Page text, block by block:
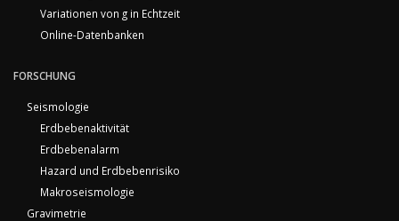
Variationen von g in Echtzeit
Online-Datenbanken
FORSCHUNG
Seismologie
Erdbebenaktivität
Erdbebenalarm
Hazard und Erdbebenrisiko
Makroseismologie
Gravimetrie